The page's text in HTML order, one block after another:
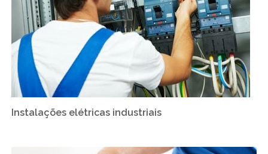
Instalações elétricas industriais